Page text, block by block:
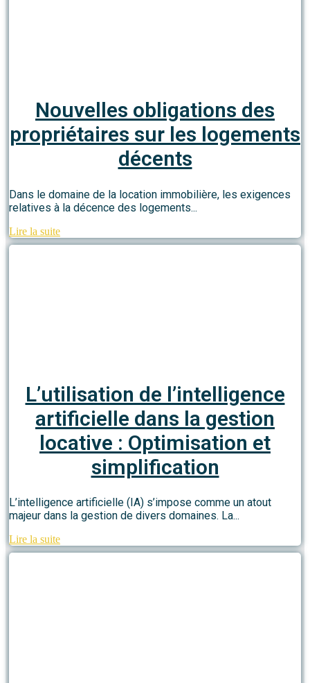
Nouvelles obligations des
propriétaires sur les logements
décents
Dans le domaine de la location immobilière, les exigences
relatives à la décence des logements...
Lire la suite
L’utilisation de l’intelligence
artificielle dans la gestion
locative : Optimisation et
simplification
L’intelligence artificielle (IA) s’impose comme un atout
majeur dans la gestion de divers domaines. La...
Lire la suite